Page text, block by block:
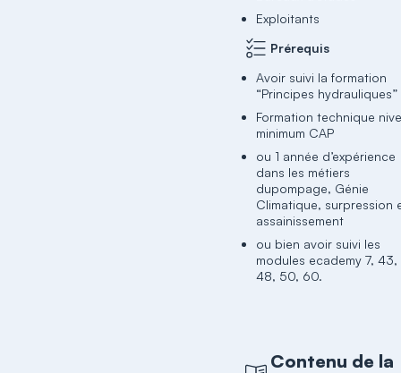
Exploitants
Prérequis
Avoir suivi la formation
“Principes hydrauliques”
Formation technique
minimum CAP
ou 1 année d’expérience
dans les métiers
dupompage, Génie
Climatique, surpression
assainissement
ou bien avoir suivi les
modules ecademy 7, 43,
48, 50, 60.
Contenu de la